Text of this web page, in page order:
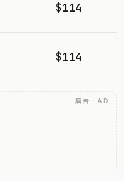
$114
$114
廣告 · AD